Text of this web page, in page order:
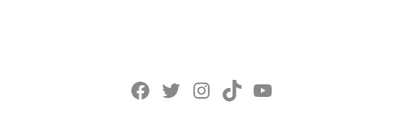
Facebook
Twitter
Instagram
TikTokYouTube